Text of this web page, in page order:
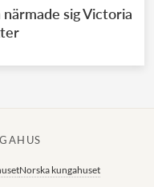
sig Victoria
Norska kungahuset